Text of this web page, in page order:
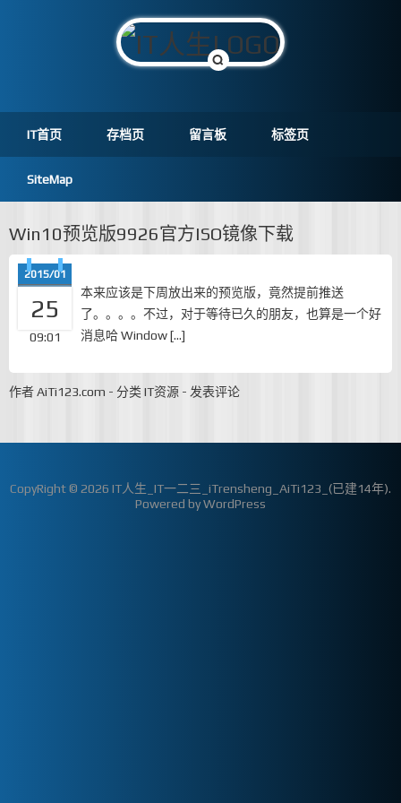
IT首页 存档页 留言板 标签页
SiteMap
Win10预览版9926官方ISO镜像下载
2015/01
25
09:01
本来应该是下周放出来的预览版，竟然提前推送
了。。。。不过，对于等待已久的朋友，也算是一个好
消息哈 Window […]
作者AiTi123.com - 分类 IT资源 - 发表评论
CopyRight © 2026 IT人生_IT一二三_iTrensheng_AiTi123_(已建14年).
Powered byWordPress